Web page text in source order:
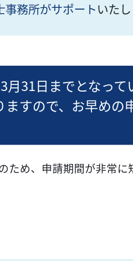
務所がサポートいたし
31日までとなって
すので、お早めの
ため、申請期間が非常に